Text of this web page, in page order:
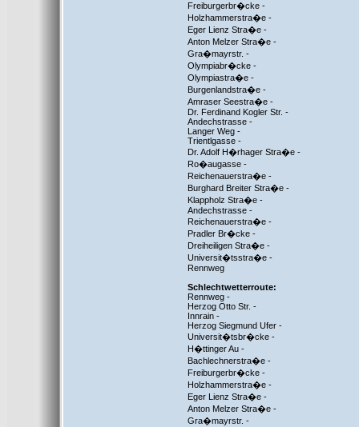
Freiburgerbr�cke -
Holzhammerstra�e -
Eger Lienz Stra�e -
Anton Melzer Stra�e -
Gra�mayrstr. -
Olympiabr�cke -
Olympiastra�e -
Burgenlandstra�e -
Amraser Seestra�e -
Dr. Ferdinand Kogler Str. -
Andechstrasse -
Langer Weg -
Trientlgasse -
Dr. Adolf H�rhager Stra�e -
Ro�augasse -
Reichenauerstra�e -
Burghard Breiter Stra�e -
Klappholz Stra�e -
Andechstrasse -
Reichenauerstra�e -
Pradler Br�cke -
Dreiheiligen Stra�e -
Universit�tsstra�e -
Rennweg
Schlechtwetterroute:
Rennweg -
Herzog Otto Str. -
Innrain -
Herzog Siegmund Ufer -
Universit�tsbr�cke -
H�ttinger Au -
Bachlechnerstra�e -
Freiburgerbr�cke -
Holzhammerstra�e -
Eger Lienz Stra�e -
Anton Melzer Stra�e -
Gra�mayrstr. -